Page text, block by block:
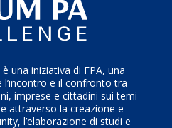
per alcune categorie
una iniziativa di FPA, una
e il confronto tra
imprese e cittadini sui temi
attraverso la creazione e
l’elaborazione di studi e